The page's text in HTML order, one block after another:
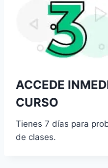
ACCEDE
CURSO
Tienes 7 días para
de clases.